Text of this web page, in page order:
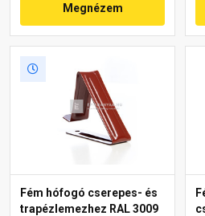
Megnézem
Fém hófogó cserepes- és
trapézlemezhez RAL 3009